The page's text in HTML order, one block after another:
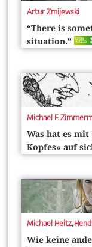
Artur Zmijewski
“There is
situation.”
OPEN
ACCESS
Michael F.
Was hat es mit
Kopfes« auf
Michael Heitz,
Wie keine